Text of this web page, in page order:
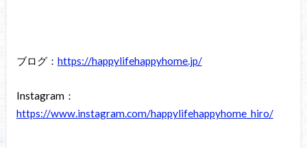
ブログ： https://happylifehappyhome.jp/
Instagram：
https://www.instagram.com/happylifehappyhome_hiro/